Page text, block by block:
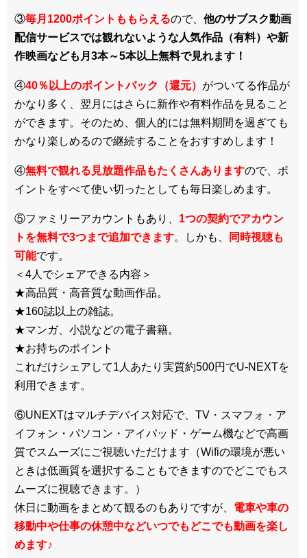
③毎月1200ポイントももらえるので、 他のサブスク動画
配信サービスでは観れないような人気作品（有料）や新
作映画なども月3本～5本以上無料で見れます！
④40％以上のポイントバック（還元） がついてる作品が
かなり多く、翌月にはさらに新作や有料作品を見ること
ができます。そのため、個人的には無料期間を過ぎても
かなり楽しめるので継続することをおすすめします！
④無料で観れる見放題作品もたくさんありますので、ポ
イントをすべて使い切ったとしても毎日楽しめます。
⑤ファミリーアカウントもあり、 1つの契約でアカウン
トを無料で3つまで追加できます。しかも、
同時視聴も
可能です。
＜4人でシェアできる内容＞
★高品質・高音質な動画作品。
★160誌以上の雑誌。
★マンガ、小説などの電子書籍。
★お持ちのポイント
これだけシェアして1人あたり実質約500円でU-NEXTを
利用できます。
⑥UNEXTはマルチデバイス対応で、TV・スマフォ・ア
イフォン・パソコン・アイパッド・ゲーム機などで高画
質でスムーズにご視聴いただけます（Wifiの環境が悪い
ときは低画質を選択することもできますのでどこでもス
ムーズに視聴できます。）
休日に動画をまとめて観るのもありですが、 電車や車の
移動中や仕事の休憩中などいつでもどこでも動画を楽し
めます♪